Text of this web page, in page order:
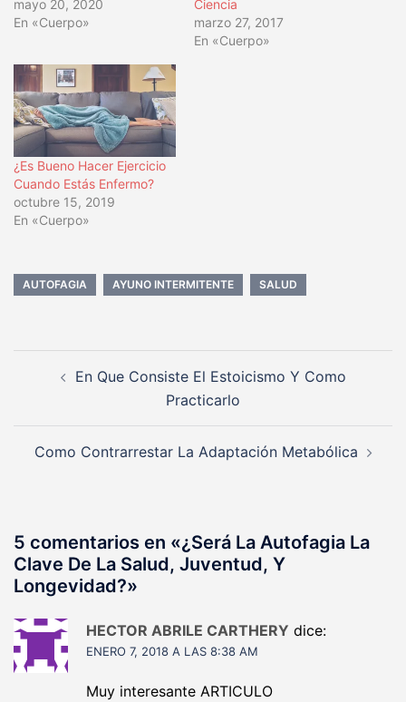
mayo 20, 2020
En «Cuerpo»
Ciencia
marzo 27, 2017
En «Cuerpo»
¿Es Bueno Hacer Ejercicio
Cuando Estás Enfermo?
octubre 15, 2019
En «Cuerpo»
AUTOFAGIA AYUNO INTERMITENTE SALUD
En Que Consiste El Estoicismo Y Como
Practicarlo
Como Contrarrestar La Adaptación Metabólica
5 comentarios en «¿Será La Autofagia La
Clave De La Salud, Juventud, Y
Longevidad?»
HECTOR ABRILE CARTHERY dice:
ENERO 7, 2018 A LAS 8:38 AM
Muy interesante ARTICULO